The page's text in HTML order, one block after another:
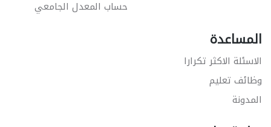
حساب المعدل الجامعي
المساعدة
الاسئلة الاكثر تكرارا
وظائف تعليم
المدونة